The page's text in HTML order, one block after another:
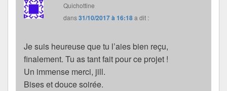
Quichottine
dans31/10/2017 à 16:18a dit :
Je suis heureuse que tu l’aies bien reçu,
finalement. Tu as tant fait pour ce projet !
Un immense merci, jill.
Bises et douce soirée.